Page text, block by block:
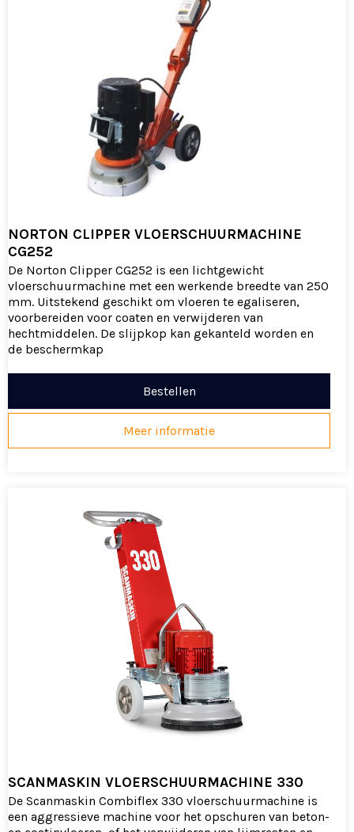
NORTON CLIPPER VLOERSCHUURMACHINE
CG252
De Norton Clipper CG252 is een lichtgewicht
vloerschuurmachine met een werkende breedte van 250
mm. Uitstekend geschikt om vloeren te egaliseren,
voorbereiden voor coaten en verwijderen van
hechtmiddelen. De slijpkop kan gekanteld worden en
de beschermkap
Bestellen
Meer informatie
SCANMASKIN VLOERSCHUURMACHINE 330
De Scanmaskin Combiflex 330 vloerschuurmachine is
een aggressieve machine voor het opschuren van beton-